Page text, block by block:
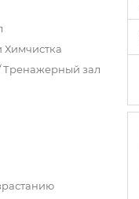
Химчистка
Тренажерный зал